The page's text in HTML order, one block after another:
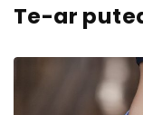
Te-ar